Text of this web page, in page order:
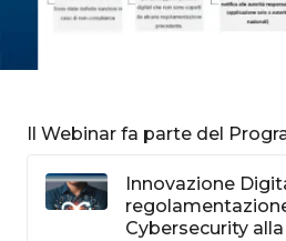
Il Webinar fa parte del
Innovazione
Cybersecurity